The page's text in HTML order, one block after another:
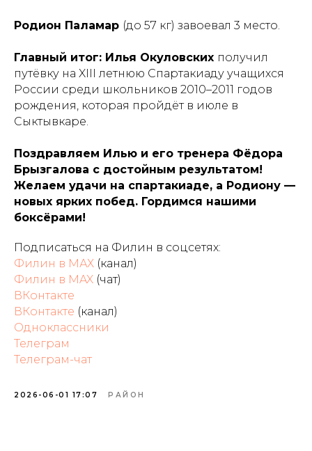
Родион Паламар (до 57 кг) завоевал 3 место.
Главный итог: Илья Окуловских получил
путёвку на XIII летнюю Спартакиаду учащихся
России среди школьников 2010–2011 годов
рождения, которая пройдёт в июле в
Сыктывкаре.
Поздравляем Илью и его тренера Фёдора
Брызгалова с достойным результатом!
Желаем удачи на спартакиаде, а Родиону —
новых ярких побед. Гордимся нашими
боксёрами!
Подписаться на Филин в соцсетях:
Филин в МАХ (канал)
Филин в MAX (чат)
ВКонтакте
ВКонтакте (канал)
Одноклассники
Телеграм
Телеграм-чат
2026-06-01 17:07 РАЙОН